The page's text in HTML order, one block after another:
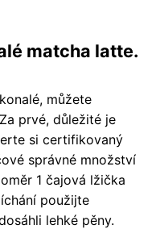
matcha latte.
můžete
prvé, důležité je
si certifikovaný
správné množství
1 čajová lžička
použijte
lehké pěny.